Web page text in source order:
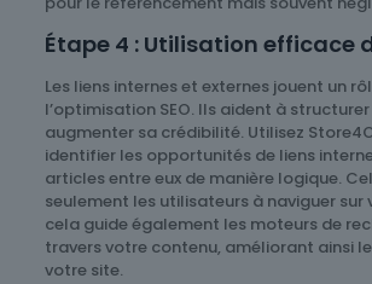
Étape 4 : Utilisation efficace
Les liens internes et externes jouent un
l’optimisation SEO. Ils aident à
augmenter sa crédibilité. Utilisez
identifier les opportunités de liens
articles entre eux de manière logique.
seulement les utilisateurs à naviguer sur
cela guide également les moteurs de
travers votre contenu, améliorant ainsi
votre site.